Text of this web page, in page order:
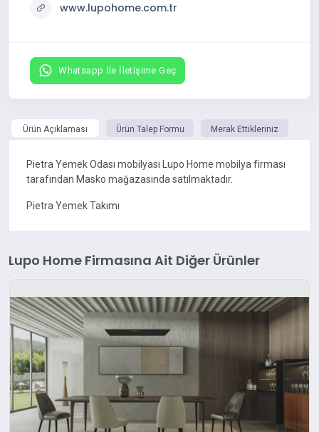
www.lupohome.com.tr
Whatsapp İle İletişime Geç
Ürün Açıklaması Ürün Talep Formu Merak Ettikleriniz
Pietra Yemek Odası mobilyası Lupo Home mobilya firması
tarafından Masko mağazasında satılmaktadır.
Pietra Yemek Takımı
Lupo Home Firmasına Ait Diğer Ürünler